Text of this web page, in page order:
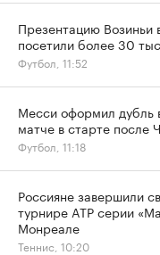
Презентацию Возиньи
посетили более 30
Футбол, 11:52
Месси оформил дубль
матче в старте после
Футбол, 11:18
Россияне завершили
турнире ATP серии
Монреале
Теннис, 10:20